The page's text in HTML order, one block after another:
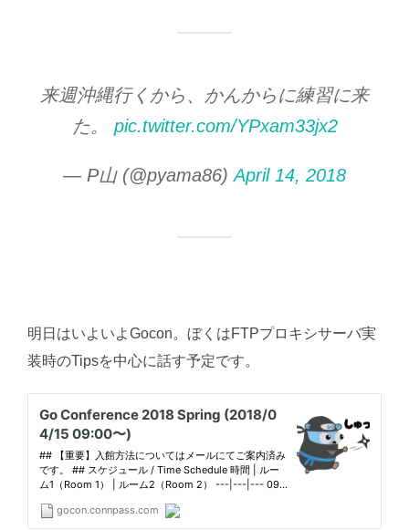
来週沖縄行くから、かんからに練習に来
た。 pic.twitter.com/YPxam33jx2
— P山 (@pyama86)April 14, 2018
明日はいよいよGocon。ぼくはFTPプロキシサーバ実
装時のTipsを中心に話す予定です。